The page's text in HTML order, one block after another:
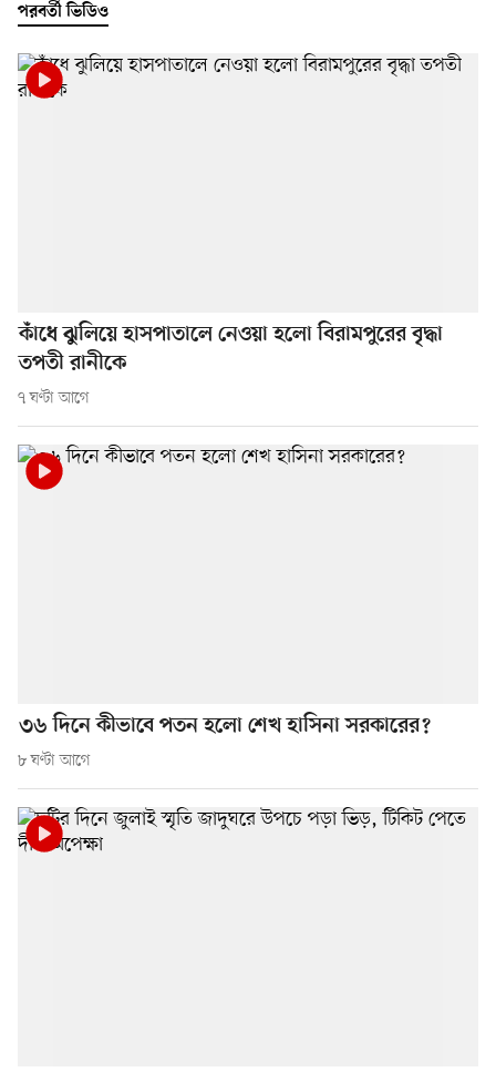
পরবর্তী ভিডিও
কাঁধে ঝুলিয়ে হাসপাতালে নেওয়া হলো বিরামপুরের বৃদ্ধা
তপতী রানীকে
৭ ঘণ্টা আগে
৩৬ দিনে কীভাবে পতন হলো শেখ হাসিনা সরকারের?
৮ ঘণ্টা আগে